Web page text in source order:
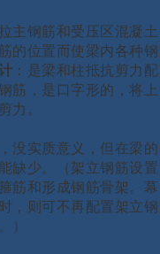
主钢筋和受压区混凝土
的位置而使梁内各种钢
： 是梁和柱抵抗剪力配
筋，是口字形的，将上
力。
没实质意义，但在梁的
缺少。（架立钢筋设置
筋和形成钢筋骨架。 幕
，则可不再配置架立钢
）